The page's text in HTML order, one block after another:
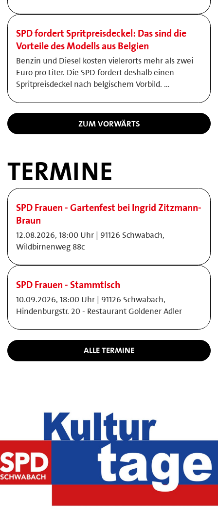
SPD fordert Spritpreisdeckel: Das sind die
Vorteile des Modells aus Belgien
Benzin und Diesel kosten vielerorts mehr als zwei
Euro pro Liter. Die SPD fordert deshalb einen
Spritpreisdeckel nach belgischem Vorbild. …
ZUM VORWÄRTS
TERMINE
SPD Frauen - Gartenfest bei Ingrid Zitzmann-
Braun
12.08.2026, 18:00 Uhr | 91126 Schwabach,
Wildbirnenweg 88c
SPD Frauen - Stammtisch
10.09.2026, 18:00 Uhr | 91126 Schwabach,
Hindenburgstr. 20 - Restaurant Goldener Adler
ALLE TERMINE